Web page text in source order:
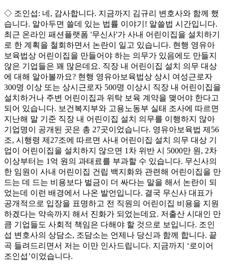
◇ 조인섭: 네 , 감사합니다. 지금까지 김규리 변호사와 함께 했
습니다. 알아두면 쓸데 있는 법률 이야기 ! 알쓸법 시간입니다.
최근 온라인 패션플랫폼 '무신사'가 사내 어린이집을 설치하기
로 한 계획을 철회하면서 논란이 일고 있습니다. 현행 영유아
보육법상 어린이집을 만들어야 하는 의무가 있음에도 만들지
않은 기업들은 꽤 많은데요. 직장 내 어린이집 설치 의무 대상
에 대해 알아볼까요? 현행 영유아보육법상 상시 여성근로자
300명 이상 또는 상시근로자 500명 이상시 직장 내 어린이집을
설치하거나 주변 어린이집과 위탁 보육 계약을 맺어야 한다고
되어 있습니다. 보건복지부와 고용노동부 실태 조사에 따르면
지난해 말 기준 직장 내 어린이집 설치 의무를 이행하지 않아
기업명이 공개된 곳은 총 27곳이었습니다. 영유아보육법 제 56
조, 시행령 제 27조에 따르면 사내 어린이집 설치 의무 대상 기
업이 어린이집을 설치하지 않으면 1 차 위반 시 5000만 원 , 2차
이상부터는 1 억 원의 과태료를 부과할 수 있습니다. 무신사의
한 임원이 사내 어린이집 건립 백지화와 관련해 어린이집을 만
드는 데 드는 비용보다 벌금이 더 싸다는 말을 해서 논란이 되
었는데 이런 배경에서 나온 발언입니다. 결국 무신사 대표가
공개적으로 입장을 표명하고 전 직원의 어린이집 비용을 지원
하겠다는 약속까지 해서 진화가 되었는데요. 저출산 시대인 만
큼 기업들도 사회적 책임은 다해야 할 것으로 보입니다. 조인
섭 변호사의 상담소, 조담소는 언제나 당신과 함께 합니다. 끝
곡 들려드리면서 저는 이만 인사드립니다. 지금까지 ‘로이어
조인섭’이었습니다.